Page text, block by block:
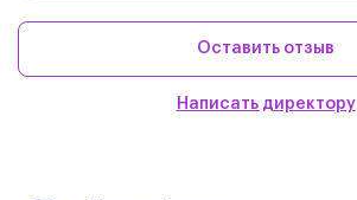
Оставить отзыв
Написать директору